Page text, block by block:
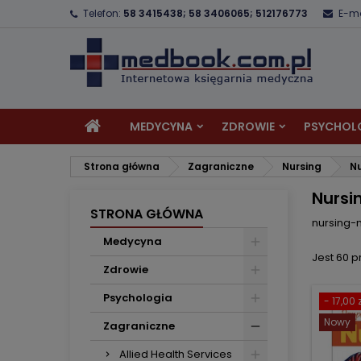
Telefon: 58 3415438; 58 3406065; 512176773 E-
MEDYCYNA ZDROWIE
Strona główna Zagraniczne Nursing
STRONA GŁÓWNA
Medycyna
Zdrowie
Psychologia
Zagraniczne
Allied Health Services
nursing-
Jest 60
- 17,00
Nowy